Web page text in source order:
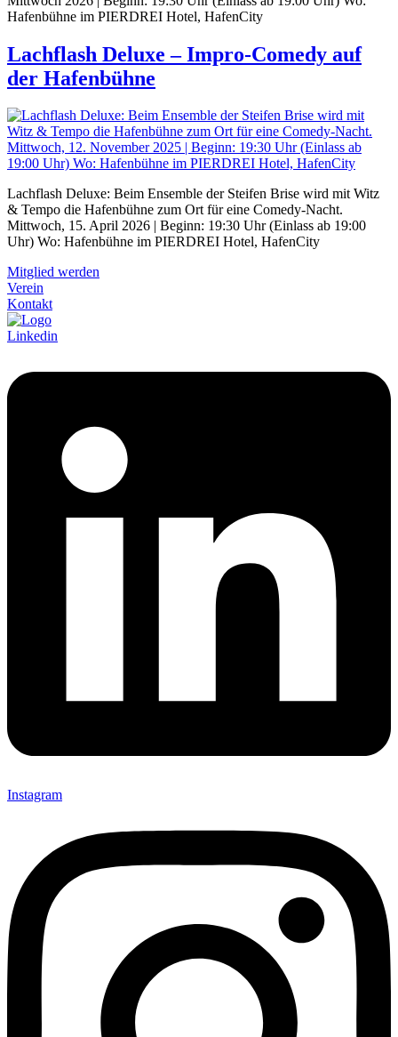
Hafenbühne im PIERDREI Hotel, HafenCity
Lachflash Deluxe – Impro-Comedy auf
der Hafenbühne
Lachflash Deluxe: Beim Ensemble der Steifen Brise wird mit Witz
& Tempo die Hafenbühne zum Ort für eine Comedy-Nacht.
Mittwoch, 15. April 2026 | Beginn: 19:30 Uhr (Einlass ab 19:00
Uhr) Wo: Hafenbühne im PIERDREI Hotel, HafenCity
Mitglied werden
Verein
Kontakt
Linkedin
Instagram